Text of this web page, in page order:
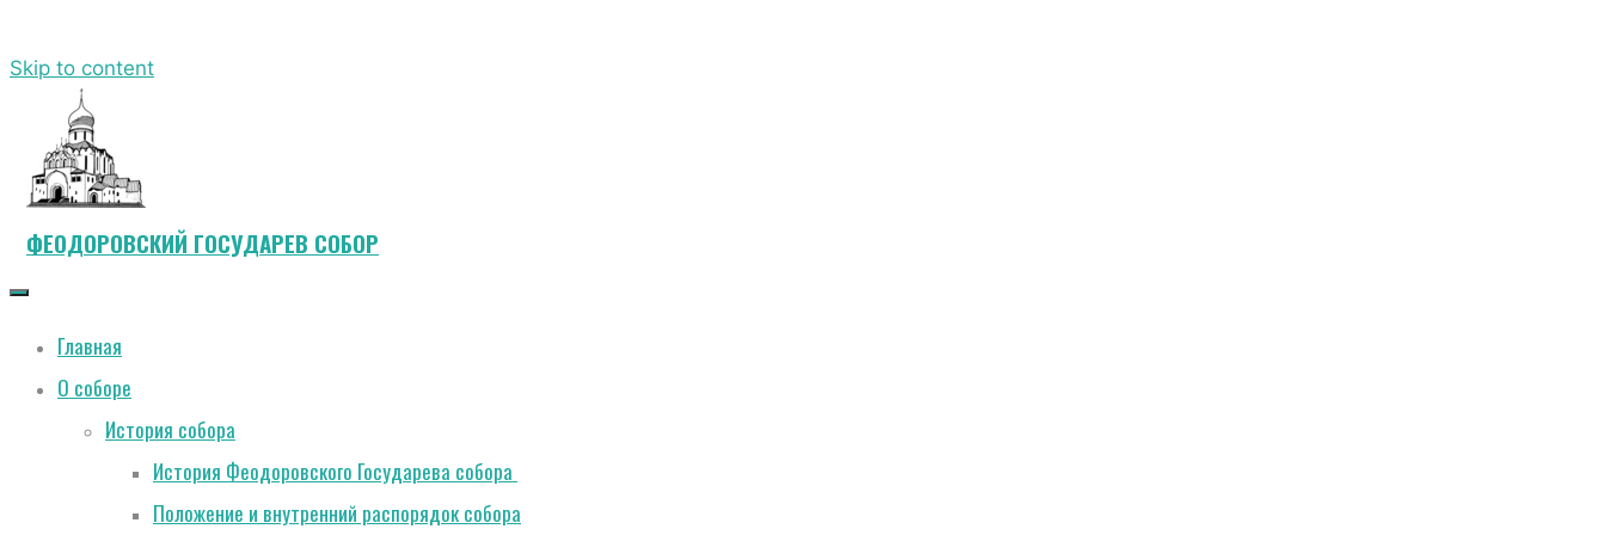
Skip to content
ФЕОДОРОВСКИЙ ГОСУДАРЕВ СОБОР
Главная
О соборе
История собора
История Феодоровского Государева собора
Положение и внутренний распорядок собора